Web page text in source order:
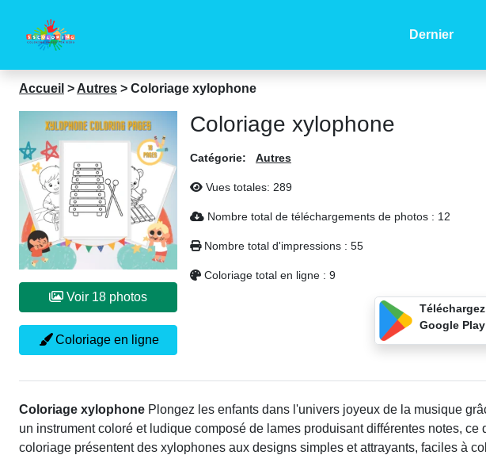
Dernier
Accueil > Autres > Coloriage xylophone
Voir 18 photos
Coloriage en ligne
Coloriage xylophone
Catégorie: Autres
Vues totales: 289
Nombre total de téléchargements de photos : 12
Nombre total d'impressions : 55
Coloriage total en ligne : 9
Google Play
Coloriage xylophone Plongez les enfants dans l'univers joyeux de la musique
un instrument coloré et ludique composé de lames produisant différentes notes,
coloriage présentent des xylophones aux designs simples et attrayants, faciles à